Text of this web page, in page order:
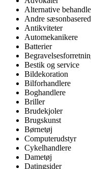
Alternative
Andre
Antikviteter
Automekanikere
Batterier
Bestik og service
Bildekoration
Bilforhandlere
Boghandlere
Briller
Brudekjoler
Brugskunst
Børnetøj
Computerudstyr
Cykelhandlere
Dametøj
Datingsider